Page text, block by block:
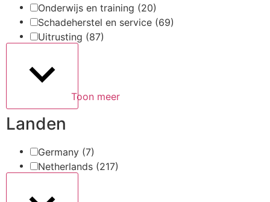
Onderwijs en training (20)
Schadeherstel en service (69)
Uitrusting (87)
Toon meer
Landen
Germany (7)
Netherlands (217)